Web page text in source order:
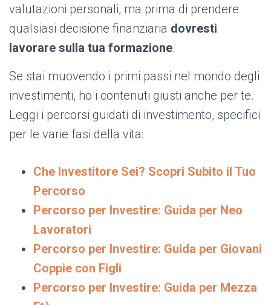
valutazioni personali, ma prima di prendere
qualsiasi decisione finanziaria dovresti
lavorare sulla tua formazione.
Se stai muovendo i primi passi nel mondo degli
investimenti, ho i contenuti giusti anche per te.
Leggi i percorsi guidati di investimento, specifici
per le varie fasi della vita:
Che Investitore Sei? Scopri Subito il Tuo
Percorso
Percorso per Investire: Guida per Neo
Lavoratori
Percorso per Investire: Guida per Giovani
Coppie con Figli
Percorso per Investire: Guida per Mezza